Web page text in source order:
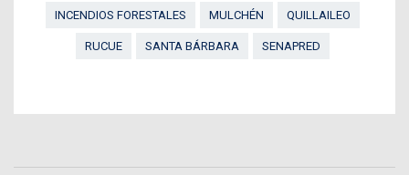
INCENDIOS FORESTALES MULCHÉN QUILLAILEO
RUCUE SANTA BÁRBARA SENAPRED